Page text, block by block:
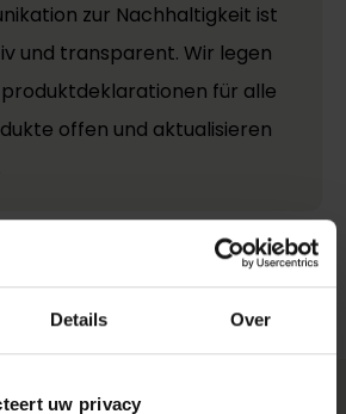
Details Over
uw privacy
zur Nachhaltigkeit ist
und transparent. Wir legen
für alle
offen und aktualisieren